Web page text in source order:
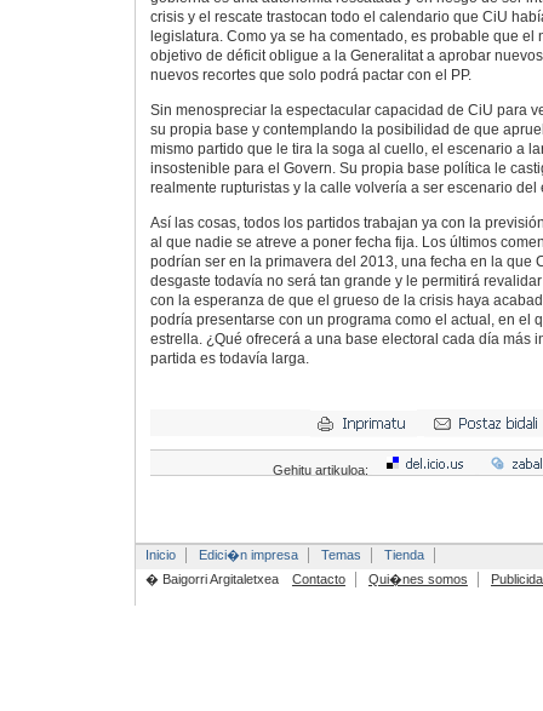
crisis y el rescate trastocan todo el calendario que CiU
legislatura. Como ya se ha comentado, es probable que el
objetivo de déficit obligue a la Generalitat a aprobar
nuevos recortes que solo podrá pactar con el PP.
Sin menospreciar la espectacular capacidad de CiU para
su propia base y contemplando la posibilidad de que
mismo partido que le tira la soga al cuello, el escenario a
insostenible para el Govern. Su propia base política le
realmente rupturistas y la calle volvería a ser escenario del
Así las cosas, todos los partidos trabajan ya con la
al que nadie se atreve a poner fecha fija. Los últimos
podrían ser en la primavera del 2013, una fecha en la que
desgaste todavía no será tan grande y le permitirá
con la esperanza de que el grueso de la crisis haya
podría presentarse con un programa como el actual, en el
estrella. ¿Qué ofrecerá a una base electoral cada día más
partida es todavía larga.
Gehitu artikuloa:
Inicio Edici�n impresa Temas
Tienda
� Baigorri Argitaletxea
Contacto Qui�nes somos